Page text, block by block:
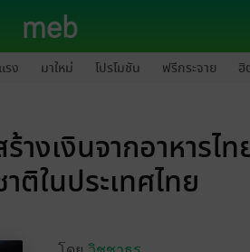
รง มาใหม่ โปรโมชัน ฟรีกระจาย ฮิ
างเงินจากอาหารไ
ติในประเทศไทย